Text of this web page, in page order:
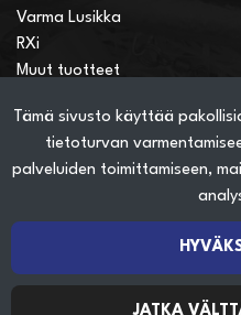
Tämä sivusto käyttää
tietoturvan
palveluiden toimittamiseen,
JATKA
Varma Lusikka
RXi
Muut tuotteet
Verkkokauppainfo
Näin teet ostoksia
Tietosuojaseloste